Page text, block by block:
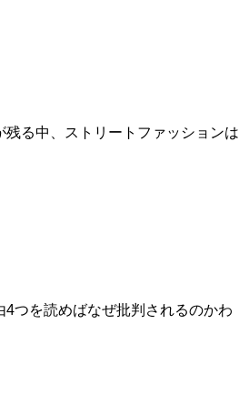
る中、ストリートファッションは
つを読めばなぜ批判されるのかわ